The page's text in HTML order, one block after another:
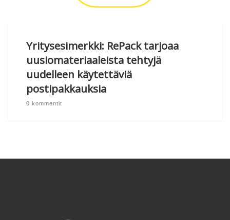
Yritysesimerkki: RePack tarjoaa
uusiomateriaaleista tehtyjä
uudelleen käytettäviä
postipakkauksia
0 kommentit